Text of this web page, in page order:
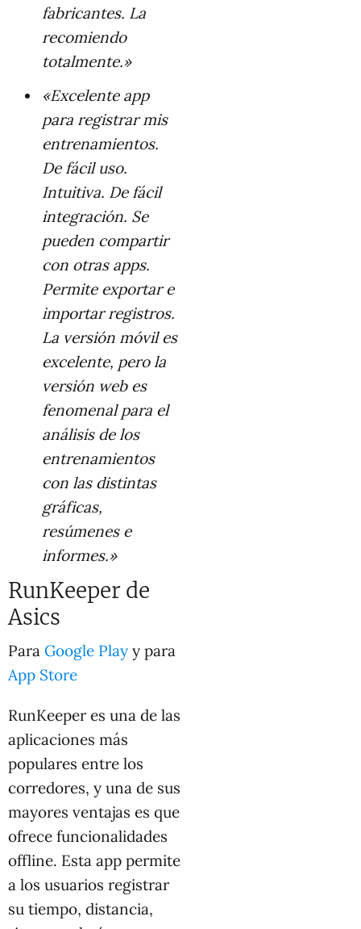
fabricantes. La
recomiendo
totalmente.»
«Excelente app
para registrar mis
entrenamientos.
De fácil uso.
Intuitiva. De fácil
integración. Se
pueden compartir
con otras apps.
Permite exportar e
importar registros.
La versión móvil es
excelente, pero la
versión web es
fenomenal para el
análisis de los
entrenamientos
con las distintas
gráficas,
resúmenes e
informes.»
RunKeeper de
Asics
Para Google Play y para
App Store
RunKeeper es una de las
aplicaciones más
populares entre los
corredores, y una de sus
mayores ventajas es que
ofrece funcionalidades
offline. Esta app permite
a los usuarios registrar
su tiempo, distancia,